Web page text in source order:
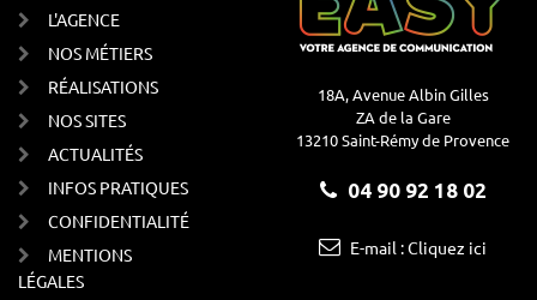
L'AGENCE
NOS MÉTIERS
RÉALISATIONS
NOS SITES
ACTUALITÉS
INFOS PRATIQUES
CONFIDENTIALITÉ
MENTIONS
LÉGALES
18A, Avenue Albin Gilles
ZA de la Gare
13210 Saint-Rémy de Provence
04 90 92 18 02
E-mail : Cliquez ici